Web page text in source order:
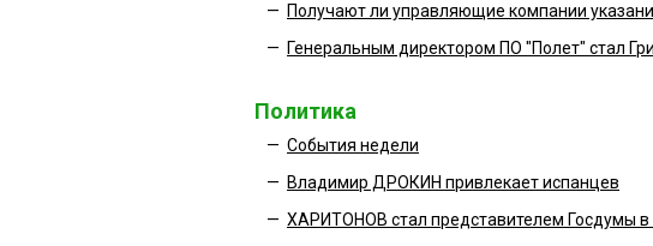
— Получают ли управляющие компании
— Генеральным директором ПО "Полет" стал
Политика
— События недели
— Владимир ДРОКИН привлекает испанцев
— ХАРИТОНОВ стал представителем Госдумы в